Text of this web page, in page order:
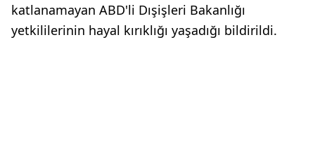
katlanamayan ABD'li Dışişleri Bakanlığı
yetkililerinin hayal kırıklığı yaşadığı bildirildi.